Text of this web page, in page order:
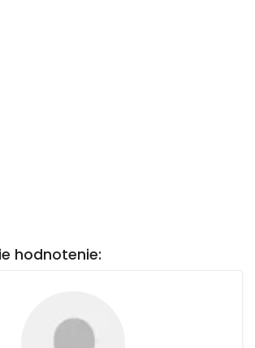
hodnotenie: